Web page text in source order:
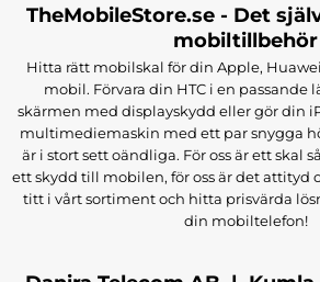
TheMobileStore.se - Det
mobiltillbehör
Hitta rätt mobilskal för din Apple,
mobil. Förvara din HTC i en passande
skärmen med displayskydd eller gör din
multimediemaskin med ett par snygga
är i stort sett oändliga. För oss är ett skal
ett skydd till mobilen, för oss är det attityd
titt i vårt sortiment och hitta prisvärda
din mobiltelefon!